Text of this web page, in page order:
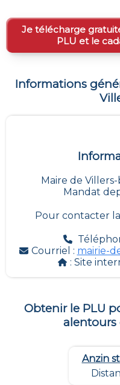
Je télécharge
PLU et le
Informations
Maire de
Mandat
Pour contacter
Courriel : mairie-
: Site
Obtenir le PLU
alentours
Anzin